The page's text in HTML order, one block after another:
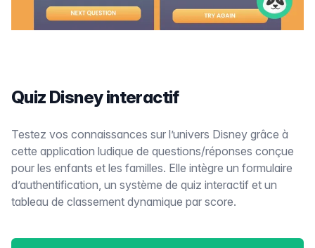
Quiz Disney interactif
Testez vos connaissances sur l’univers Disney grâce à
cette application ludique de questions/réponses conçue
pour les enfants et les familles. Elle intègre un formulaire
d’authentification, un système de quiz interactif et un
tableau de classement dynamique par score.